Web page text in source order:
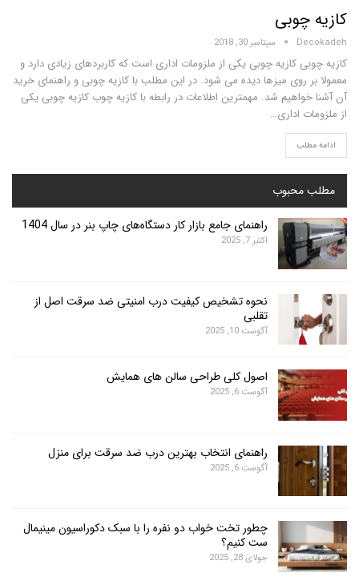
سپتامبر 30, 2018
کازیه چوبی یکی از ملزومات اداری است که کاربردهای زیادی دارد و
روی میزها دیده می شود. در این مطلب با کازیه چوبی و راهنمای خرید
شد. مهمترین اطلاعات در رابطه با کازیه چوب کازیه چوبی یکی
اداری…
راهنمای جامع بازار کار دستگاه‌های چاپ بنر در سال 1404
اکتبر 7, 2025
نحوه تشخیص کیفیت درب امنیتی ضد سرقت اصل از
تقلبی
آگوست 10, 2025
اصول کلی طراحی سالن های همایش
آگوست 6, 2025
راهنمای انتخاب بهترین درب ضد سرقت برای منزل
آگوست 6, 2025
چطور تخت خواب دو نفره را با سبک دکوراسیون مینیمال
ست کنیم؟
جولای 28, 2025